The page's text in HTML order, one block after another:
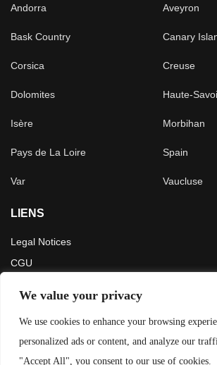
We value your privacy
We use cookies to enhance your browsing
personalized ads or content, and analyze our
"Accept All", you consent to our use of cookies.
Andorra Aveyron
Bask Country Canary
Corsica Creuse
Dolomites Haute-
Isère Morbihan
Pays de La Loire Spain
Var Vaucluse
LIENS
Legal Notices
CGU
LATEST ARTICLES
La Route des Grandes Alpes en 5 jours :